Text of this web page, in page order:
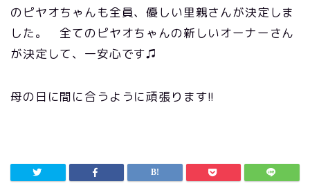
のピヤオちゃんも全員、優しい里親さんが決定しま
した。 全てのピヤオちゃんの新しいオーナーさん
が決定して、一安心です♫
母の日に間に合うように頑張ります!!